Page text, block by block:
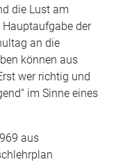
die Lust am
Hauptaufgabe der
an die
können aus
wer richtig und
im Sinne eines
aus